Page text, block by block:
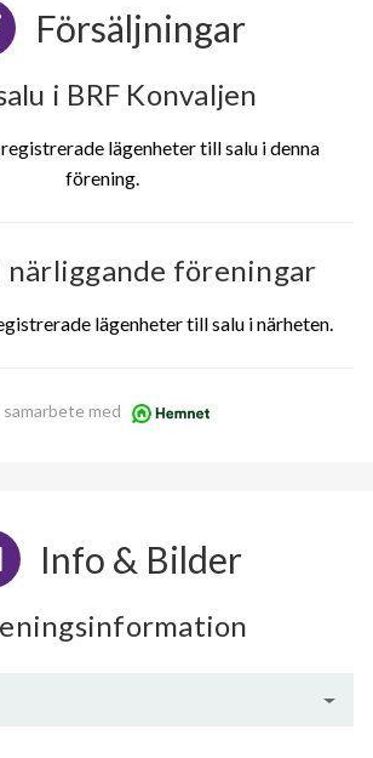
Försäljningar
i BRF Konvaljen
lägenheter till salu i denna
förening.
närliggande föreningar
lägenheter till salu i närheten.
samarbete med
Info & Bilder